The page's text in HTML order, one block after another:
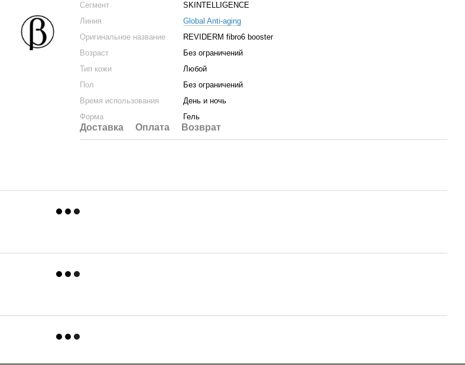
Сегмент
SKINTELLIGENCE
Линия
Global Anti-aging
Оригинальное название
REVIDERM fibro6 booster
Возраст
Без ограничений
Тип кожи
Любой
Пол
Без ограничений
Время использования
День и ночь
Форма
Гель
Доставка Оплата Возврат